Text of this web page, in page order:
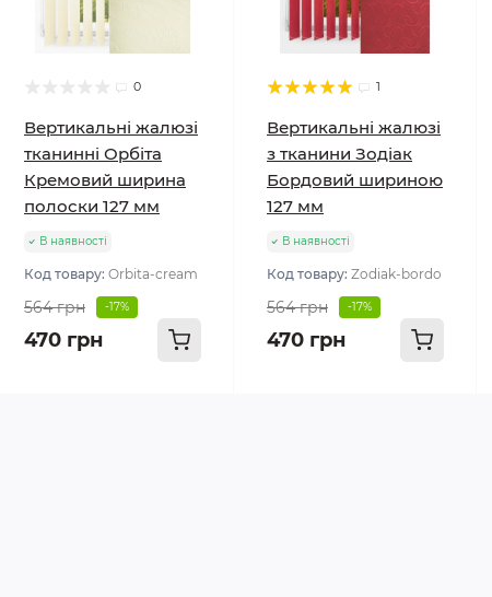
0
Вертикальні жалюзі
тканинні Орбіта
Кремовий ширина
полоски 127 мм
В наявності
Код товару: Orbita-cream
564 грн -17%
470 грн
1
Вертикальні жалюзі
з тканини Зодіак
Бордовий шириною
127 мм
В наявності
Код товару: Zodiak-bordo
564 грн -17%
470 грн